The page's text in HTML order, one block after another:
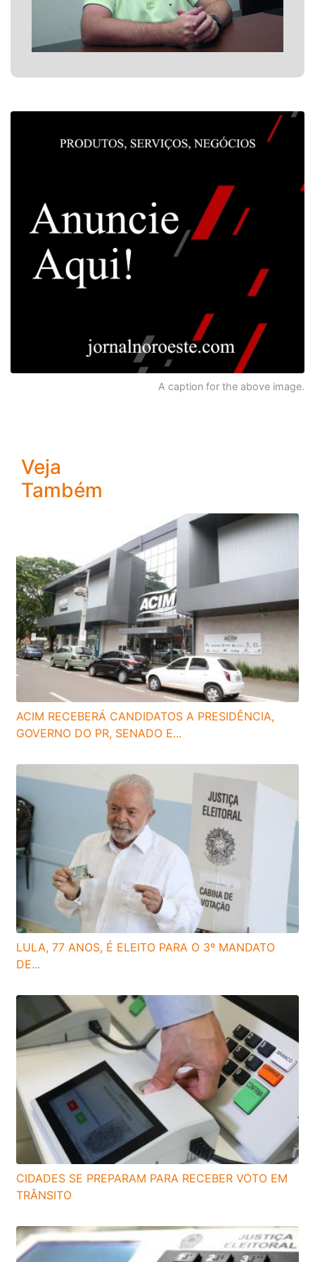
A caption for the above image.
Veja
Também
ACIM RECEBERÁ CANDIDATOS A PRESIDÊNCIA,
GOVERNO DO PR, SENADO E...
LULA, 77 ANOS, É ELEITO PARA O 3º MANDATO
DE...
CIDADES SE PREPARAM PARA RECEBER VOTO EM
TRÂNSITO